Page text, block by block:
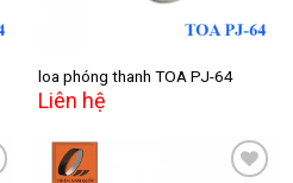
loa phóng thanh TOA PJ-64
Liên hệ